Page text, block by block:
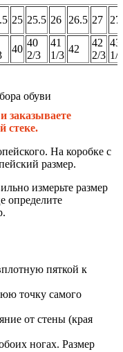
25 25.5 26 26.5 27
40
40
2/3
41
1/3
42
42
2/3
43
1/3
заказываете
стеке.
На коробке с
размер.
измерьте размер
определите
пяткой к
точку самого
от стены (края
ногах. Размер